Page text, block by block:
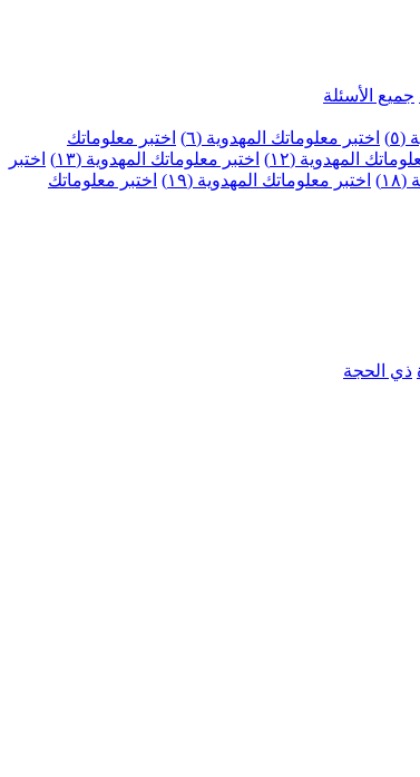
جميع الأسئلة
(٥) اختبر معلوماتك المهدوية (٦)
اختبر معلوماتك
المهدوية (١٢) اختبر معلوماتك المهدوية (١٣)
اختبر
اختبر معلوماتك المهدوية (١٩)
اختبر معلوماتك
ذي الحجة